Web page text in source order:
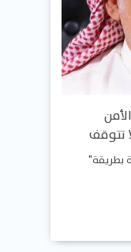
تتوقف
"كيف أؤمن منتجات دواجن صحية مذبوحة بطريقة